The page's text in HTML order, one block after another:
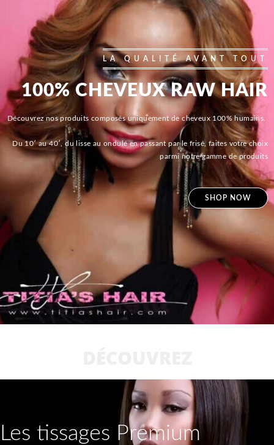
LA QUALITÉ AVANT TOUT
100% CHEVEUX RAW HAIR
Découvrez nos produits composés uniquement de cheveux 100% humains.
Du 10′ au 40′, du lisse au ondulé en passant par le frisé, faites votre choix
parmi notre gamme de produits
SHOP NOW
Les tissages Premium